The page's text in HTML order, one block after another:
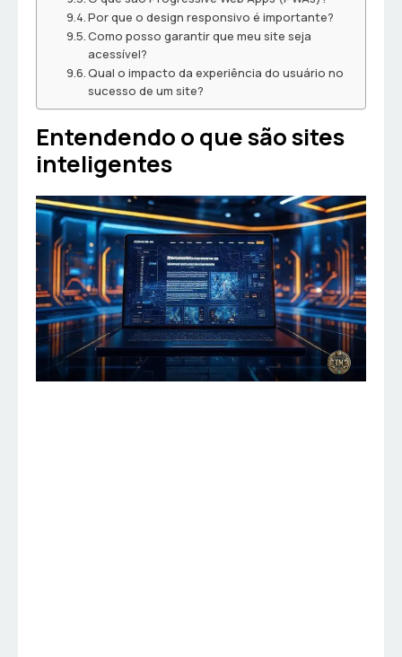
Por que o design responsivo é importante?
Como posso garantir que meu site seja
acessível?
Qual o impacto da experiência do usuário no
sucesso de um site?
Entendendo o que são sites
inteligentes